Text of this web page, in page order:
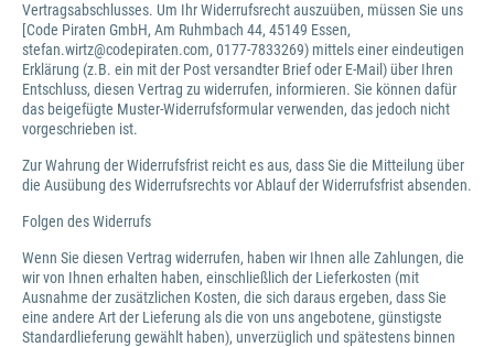
Vertragsabschlusses. Um Ihr Widerrufsrecht auszuüben, müssen Sie uns
[Code Piraten GmbH, Am Ruhmbach 44, 45149 Essen,
stefan.wirtz@codepiraten.com, 0177-7833269) mittels einer eindeutigen
Erklärung (z.B. ein mit der Post versandter Brief oder E-Mail) über Ihren
Entschluss, diesen Vertrag zu widerrufen, informieren. Sie können dafür
das beigefügte Muster-Widerrufsformular verwenden, das jedoch nicht
vorgeschrieben ist.
Zur Wahrung der Widerrufsfrist reicht es aus, dass Sie die Mitteilung über
die Ausübung des Widerrufsrechts vor Ablauf der Widerrufsfrist absenden.
Folgen des Widerrufs
Wenn Sie diesen Vertrag widerrufen, haben wir Ihnen alle Zahlungen, die
wir von Ihnen erhalten haben, einschließlich der Lieferkosten (mit
Ausnahme der zusätzlichen Kosten, die sich daraus ergeben, dass Sie
eine andere Art der Lieferung als die von uns angebotene, günstigste
Standardlieferung gewählt haben), unverzüglich und spätestens binnen